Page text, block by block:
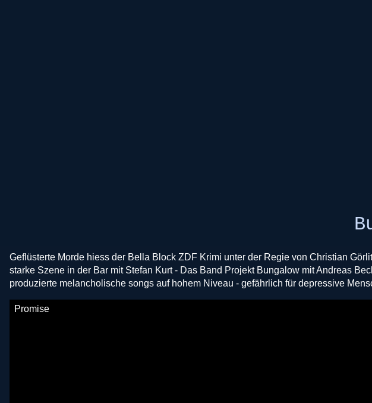
Geflüsterte Morde hiess der Bella Block ZDF Krimi unter der Regie von Christian
starke Szene in der Bar mit Stefan Kurt - Das Band Projekt Bungalow mit Andreas
produzierte melancholische songs auf hohem Niveau - gefährlich für depressive
Promise